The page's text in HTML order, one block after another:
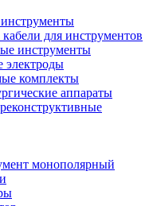
для инструментов
инструменты
электроды
комплекты
аппараты
монополярный